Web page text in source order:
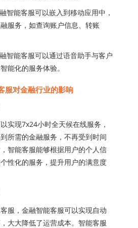
能客服可以嵌入到移动应用中，
服务，如查询账户信息、转账
能客服可以通过语音助手与客户
能化的服务体验。
对金融行业的影响
现7x24小时全天候在线服务，
所需的金融服务，不再受到时间
智能客服能够根据用户的个人信
性化的服务，提升用户的满意度
，金融智能客服可以实现自动
大大降低了运营成本。智能客服